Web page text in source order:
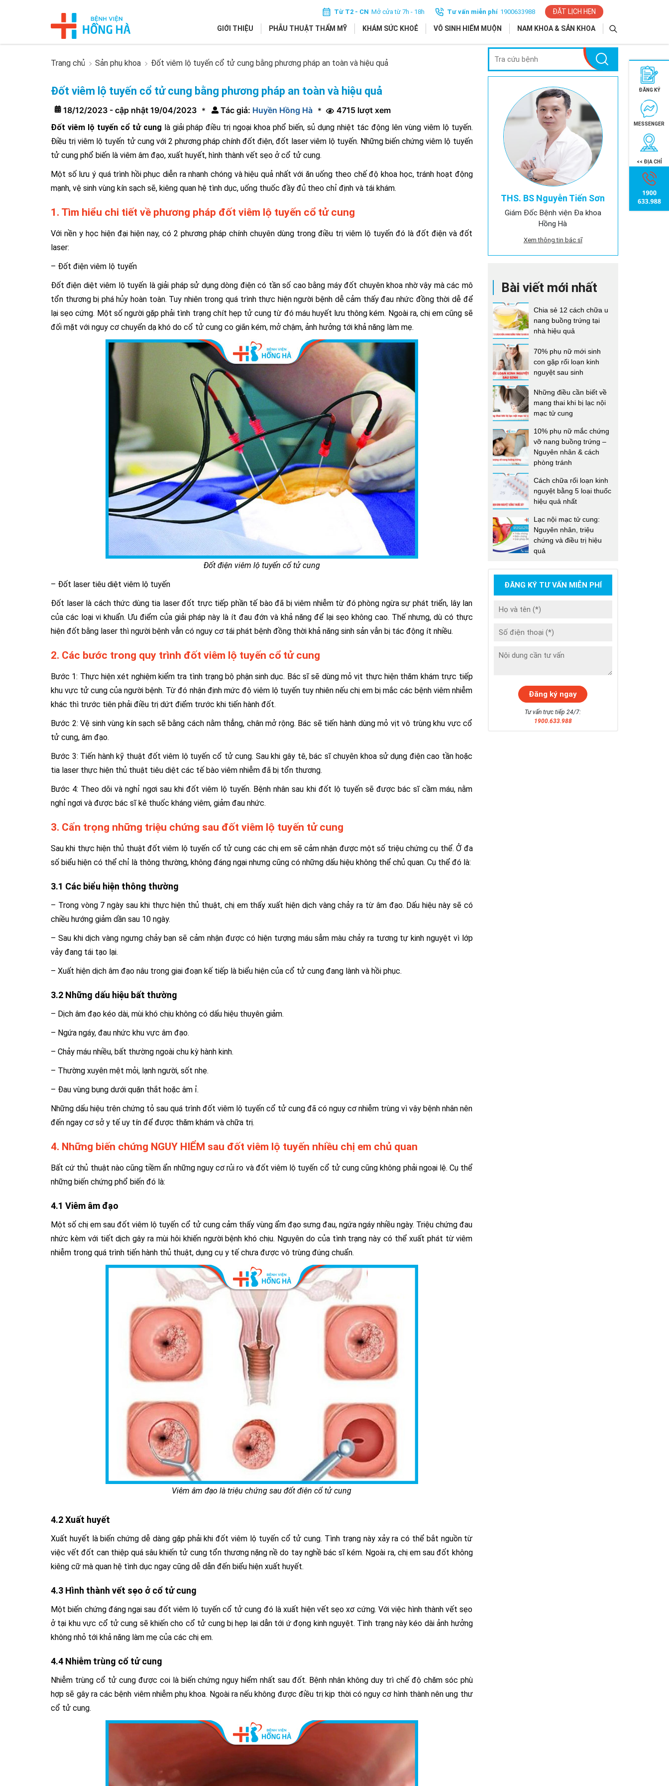
Từ T2 - CN Mở cửa từ 7h - 18h Tư vấn miễn phí 1900633988 ĐẶT LỊCH HẸN
GIỚI THIỆU PHẪU THUẬT THẨM MỸ KHÁM SỨC KHOẺ VÔ SINH HIẾM MUỘN NAM KHOA & SẢN KHOA
Trang chủ Sản phụ khoa Đốt viêm lộ tuyến cổ tử cung bằng phương pháp an toàn và hiệu quả
Đốt viêm lộ tuyến cổ tử cung bằng phương pháp an toàn và hiệu quả
18/12/2023 - cập nhật 19/04/2023 * Tác giả: Huyền Hồng Hà * 4715 lượt xem
Đốt viêm lộ tuyến cổ tử cung là giải pháp điều trị ngoại khoa phổ biến, sủ dụng nhiệt tác động lên vùng viêm lộ tuyến.
Điều trị viêm lộ tuyến tử cung với 2 phương pháp chính đốt điện, đốt laser viêm lộ tuyến. Những biến chứng viêm lộ tuyến
tử cung phổ biến là viêm âm đạo, xuất huyết, hình thành vết sẹo ở cổ tử cung.
Một số lưu ý quá trình hồi phục diễn ra nhanh chóng và hiệu quả nhất với ăn uống theo chế độ khoa học, tránh hoạt động
mạnh, vệ sinh vùng kín sạch sẽ, kiêng quan hệ tình dục, uống thuốc đầy đủ theo chỉ định và tái khám.
1. Tìm hiểu chi tiết về phương pháp đốt viêm lộ tuyến cổ tử cung
Với nền y học hiện đại hiện nay, có 2 phương pháp chính chuyên dùng trong điều trị viêm lộ tuyến đó là đốt điện và đốt
laser:
– Đốt điện viêm lộ tuyến
Đốt điện diệt viêm lộ tuyến là giải pháp sử dụng dòng điện có tần số cao bằng máy đốt chuyên khoa nhờ vậy mà các mô
tổn thương bị phá hủy hoàn toàn. Tuy nhiên trong quá trình thực hiện người bệnh dễ cảm thấy đau nhức đồng thời dễ để
lại sẹo cứng. Một số người gặp phải tình trạng chít hẹp tử cung từ đó máu huyết lưu thông kém. Ngoài ra, chị em cũng sẽ
đối mặt với nguy cơ chuyển dạ khó do cổ tử cung co giãn kém, mở chậm, ảnh hưởng tới khả năng làm mẹ.
Đốt điện viêm lộ tuyến cổ tử cung
– Đốt laser tiêu diệt viêm lộ tuyến
Đốt laser là cách thức dùng tia laser đốt trực tiếp phần tế bào đã bị viêm nhiễm từ đó phòng ngừa sự phát triển, lây lan
của các loại vi khuẩn. Ưu điểm của giải pháp này là ít đau đớn và khả năng để lại sẹo không cao. Thế nhưng, dù có thực
hiện đốt bằng laser thì người bệnh vẫn có nguy cơ tái phát bệnh đồng thời khả năng sinh sản vẫn bị tác động ít nhiều.
2. Các bước trong quy trình đốt viêm lộ tuyến cổ tử cung
Bước 1: Thực hiện xét nghiệm kiểm tra tình trạng bộ phận sinh dục. Bác sĩ sẽ dùng mỏ vịt thực hiện thăm khám trực tiếp
khu vực tử cung của người bệnh. Từ đó nhận định mức độ viêm lộ tuyến tuy nhiên nếu chị em bị mắc các bệnh viêm nhiễm
khác thì trước tiên phải điều trị dứt điểm trước khi tiến hành đốt.
Bước 2: Vệ sinh vùng kín sạch sẽ bằng cách nằm thẳng, chân mở rộng. Bác sẽ tiến hành dùng mỏ vịt vô trùng khu vực cổ
tử cung, âm đạo.
Bước 3: Tiến hành kỹ thuật đốt viêm lộ tuyến cổ tử cung. Sau khi gây tê, bác sĩ chuyên khoa sử dụng điện cao tần hoặc
tia laser thực hiện thủ thuật tiêu diệt các tế bào viêm nhiễm đã bị tổn thương.
Bước 4: Theo dõi và nghỉ ngơi sau khi đốt viêm lộ tuyến. Bệnh nhân sau khi đốt lộ tuyến sẽ được bác sĩ cầm máu, nằm
nghỉ ngơi và được bác sĩ kê thuốc kháng viêm, giảm đau nhức.
3. Cẩn trọng những triệu chứng sau đốt viêm lộ tuyến tử cung
Sau khi thực hiện thủ thuật đốt viêm lộ tuyến cổ tử cung các chị em sẽ cảm nhận được một số triệu chứng cụ thể. Ở đa
số biểu hiện có thể chỉ là thông thường, không đáng ngại nhưng cũng có những dấu hiệu không thể chủ quan. Cụ thể đó là:
3.1 Các biểu hiện thông thường
– Trong vòng 7 ngày sau khi thực hiện thủ thuật, chị em thấy xuất hiện dịch vàng chảy ra từ âm đạo. Dấu hiệu này sẽ có
chiều hướng giảm dần sau 10 ngày.
– Sau khi dịch vàng ngưng chảy bạn sẽ cảm nhận được có hiện tượng máu sẫm màu chảy ra tương tự kinh nguyệt vì lớp
vảy đang tái tạo lại.
– Xuất hiện dịch âm đạo nâu trong giai đoạn kế tiếp là biểu hiện của cổ tử cung đang lành và hồi phục.
3.2 Những dấu hiệu bất thường
– Dịch âm đạo kéo dài, mùi khó chịu không có dấu hiệu thuyên giảm.
– Ngứa ngáy, đau nhức khu vực âm đạo.
– Chảy máu nhiều, bất thường ngoài chu kỳ hành kinh.
– Thường xuyên mệt mỏi, lạnh người, sốt nhẹ.
– Đau vùng bụng dưới quặn thắt hoặc âm ỉ.
Những dấu hiệu trên chứng tỏ sau quá trình đốt viêm lộ tuyến cổ tử cung đã có nguy cơ nhiễm trùng vì vậy bệnh nhân nên
đến ngay cơ sở y tế uy tín để được thăm khám và chữa trị.
4. Những biến chứng NGUY HIỂM sau đốt viêm lộ tuyến nhiều chị em chủ quan
Bất cứ thủ thuật nào cũng tiềm ẩn những nguy cơ rủi ro và đốt viêm lộ tuyến cổ tử cung cũng không phải ngoại lệ. Cụ thể
những biến chứng phổ biến đó là:
4.1 Viêm âm đạo
Một số chị em sau đốt viêm lộ tuyến cổ tử cung cảm thấy vùng ẩm đạo sưng đau, ngứa ngáy nhiều ngày. Triệu chứng đau
nhức kèm với tiết dịch gây ra mùi hôi khiến người bệnh khó chịu. Nguyên do của tình trạng này có thể xuất phát từ viêm
nhiễm trong quá trình tiến hành thủ thuật, dụng cụ y tế chưa được vô trùng đúng chuẩn.
Viêm âm đạo là triệu chứng sau đốt điện cổ tử cung
4.2 Xuất huyết
Xuất huyết là biến chứng dễ dàng gặp phải khi đốt viêm lộ tuyến cổ tử cung. Tình trạng này xảy ra có thể bắt nguồn từ
việc vết đốt can thiệp quá sâu khiến tử cung tổn thương nặng nề do tay nghề bác sĩ kém. Ngoài ra, chị em sau đốt không
kiêng cữ mà quan hệ tình dục ngay cũng dễ dẫn đến biểu hiện xuất huyết.
4.3 Hình thành vết sẹo ở cổ tử cung
Một biến chứng đáng ngại sau đốt viêm lộ tuyến cổ tử cung đó là xuất hiện vết sẹo xơ cứng. Với việc hình thành vết sẹo
ở tại khu vực cổ tử cung sẽ khiến cho cổ tử cung bị hẹp lại dẫn tới ứ đọng kinh nguyệt. Tình trạng này kéo dài ảnh hưởng
không nhỏ tới khả năng làm mẹ của các chị em.
4.4 Nhiễm trùng cổ tử cung
Nhiễm trùng cổ tử cung được coi là biến chứng nguy hiểm nhất sau đốt. Bệnh nhân không duy trì chế độ chăm sóc phù
hợp sẽ gây ra các bệnh viêm nhiễm phụ khoa. Ngoài ra nếu không được điều trị kịp thời có nguy cơ hình thành nên ung thư
cổ tử cung.
THS. BS Nguyễn Tiến Sơn
Giám Đốc Bệnh viện Đa khoa
Hồng Hà
Xem thông tin bác sĩ
Bài viết mới nhất
Chia sẻ 12 cách chữa u
nang buồng trứng tại
nhà hiệu quả
70% phụ nữ mới sinh
con gặp rối loạn kinh
nguyệt sau sinh
Những điều cần biết về
mang thai khi bị lạc nội
mạc tử cung
10% phụ nữ mắc chứng
vỡ nang buồng trứng –
Nguyên nhân & cách
phòng tránh
Cách chữa rối loạn kinh
nguyệt bằng 5 loại thuốc
hiệu quả nhất
Lạc nội mạc tử cung:
Nguyên nhân, triệu
chứng và điều trị hiệu
quả
ĐĂNG KÝ TƯ VẤN MIỄN PHÍ
Tư vấn trực tiếp 24/7:
1900.633.988
ĐĂNG KÝ
MESSENGER
<< ĐỊA CHỈ